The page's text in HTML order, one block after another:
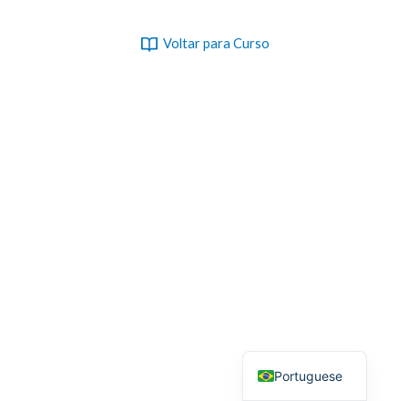
Voltar para Curso
Portuguese